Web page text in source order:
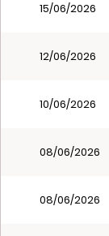
15/06/2026
12/06/2026
10/06/2026
08/06/2026
08/06/2026